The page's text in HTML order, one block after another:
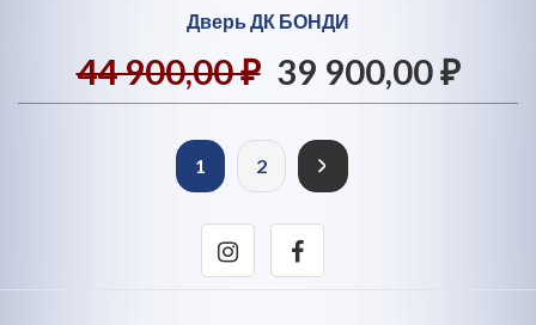
Дверь ДК БОНДИ
44 900,00 ₽ 39 900,00 ₽
1 2